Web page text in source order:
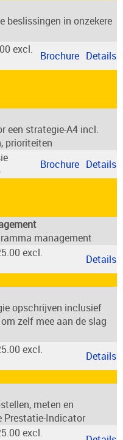
beslissingen in onzekere
excl.
Brochure Details
een strategie-A4 incl.
prioriteiten
Brochure Details
management
excl.
Details
opschrijven inclusief
zelf mee aan de slag
excl.
Details
meten en
Prestatie-Indicator
excl.